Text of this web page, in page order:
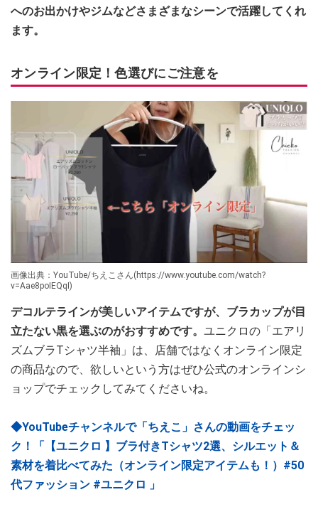
へのお出かけやジムなどさまざまなシーンで活躍してくれ
ます。
オンライン限定！色選びにご注意を
画像出典：YouTube/ちえこさん(https://www.youtube.com/watch?
v=Aae8poIEQqI)
デコルテラインが美しいアイテムですが、ブラカップが目
立たない黒を選ぶのがおすすめです。 ユニクロの「エアリ
ズムブラTシャツ半袖」は、店舗ではなくオンライン限定
の商品なので、欲しいという方はぜひ公式のオンラインシ
ョップでチェックしてみてくださいね。
◆YouTubeチャンネルで「ちえこ」さんの動画をチェッ
ク！「【ユニクロ 】ブラ付きTシャツ2選、シルエット＆
素材を着比べてみた（オンライン限定アイテムも！）#50
代ファッション #ユニクロ 」